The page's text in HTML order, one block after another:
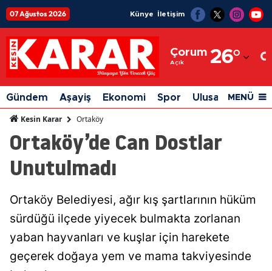
07 Ağustos 2026 Künye İletişim
Çorum
Açık 26°
Adıyaman
Afyonkarahisar
Ağrı
Amasya
Aydın
Balıkesir
Gündem Aşayiş Ekonomi Spor Ulusal Siyaset
MENÜ
Kesin Karar Ortaköy
Ortaköy’de Can Dostlar
Unutulmadı
Ortaköy Belediyesi, ağır kış şartlarının hüküm
sürdüğü ilçede yiyecek bulmakta zorlanan
yaban hayvanları ve kuşlar için harekete
geçerek doğaya yem ve mama takviyesinde